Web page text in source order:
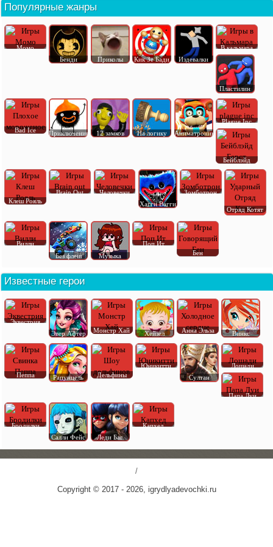
Популярные жанры
Момо
Бенди
Приколы Кик Зе Бади Издевалки
В кальмара
Пластилин
Bad Ice Приключения 12 замков На логику Аниматроник
Plague Inc
Бейблэйд
Клеш Рояль
Brain Out
Человечки
Хагги Вагги
Зомботрон
Отряд Котят
Вилли
Без флеш
Музыка
Поп Ит
Бен
Известные герои
Эквестрия
Эвер Афтер
Монстр Хай Хейзел Анна Эльза Винкс
Пеппа Рапунцель Дельфины
Юникитти
Султан
Лошади
Папа Луи
Бродилки
Салли Фейс
Леди Баг
Капхед
/
Copyright © 2017 - 2026, igrydlyadevochki.ru